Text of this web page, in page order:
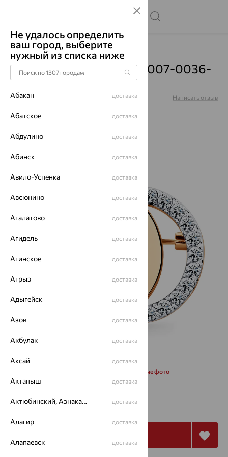
Главная Каталог Броши Фианит
Брошь, золото, фианит, 007-0036-
0001-011
Артикул: Написать отзыв
Запросить дополнительные фото
38 419₽ 106 720
Не удалось определить
ваш город, выберите
нужный из списка ниже
Абакан доставка
Абатское доставка
Абдулино доставка
Абинск доставка
Авило-Успенка доставка
Авсюнино доставка
Агалатово доставка
Агидель доставка
Агинское доставка
Агрыз доставка
Адыгейск доставка
Азов доставка
Акбулак доставка
Аксай доставка
Актаныш доставка
Актюбинский, Азнакаевский район доставка
Алагир доставка
Алапаевск доставка